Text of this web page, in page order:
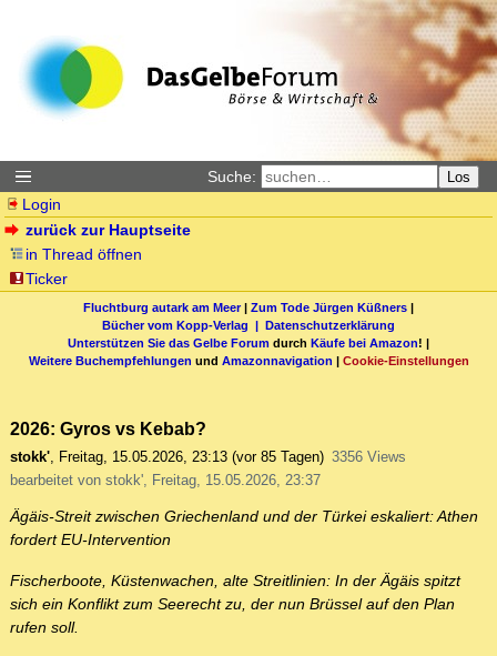
Suche: Los
Login
zurück zur Hauptseite
in Thread öffnen
Ticker
Fluchtburg autark am Meer| Zum Tode Jürgen Küßners |
Bücher vom Kopp-Verlag | Datenschutzerklärung
Unterstützen Sie das Gelbe Forum durch Käufe bei Amazon! |
Weitere Buchempfehlungen und Amazonnavigation | Cookie-Einstellungen
2026: Gyros vs Kebab?
stokk', Freitag, 15.05.2026, 23:13 (vor 85 Tagen) 3356 Views
bearbeitet von stokk', Freitag, 15.05.2026, 23:37
Ägäis-Streit zwischen Griechenland und der Türkei eskaliert: Athen
fordert EU-Intervention
Fischerboote, Küstenwachen, alte Streitlinien: In der Ägäis spitzt
sich ein Konflikt zum Seerecht zu, der nun Brüssel auf den Plan
rufen soll.